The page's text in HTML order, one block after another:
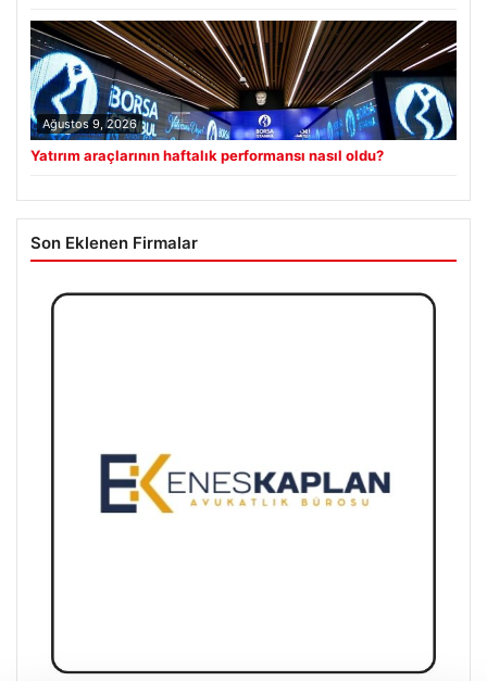
Ağustos 9, 2026
Yatırım araçlarının haftalık performansı nasıl oldu?
Son Eklenen Firmalar